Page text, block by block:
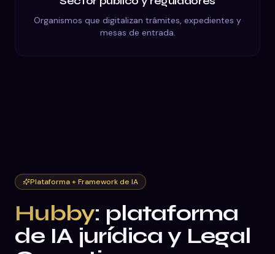
Organismos que digitalizan trámites, expedientes y
mesas de entrada.
Plataforma + Framework de IA
Hubby: plataforma
de IA jurídica y Legal